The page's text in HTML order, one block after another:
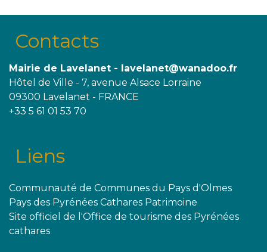
Contacts
Mairie de Lavelanet - lavelanet@wanadoo.fr
Hôtel de Ville - 7, avenue Alsace Lorraine
09300 Lavelanet - FRANCE
+33 5 61 01 53 70
Liens
Communauté de Communes du Pays d'Olmes
Pays des Pyrénées Cathares Patrimoine
Site officiel de l'Office de tourisme des Pyrénées
cathares